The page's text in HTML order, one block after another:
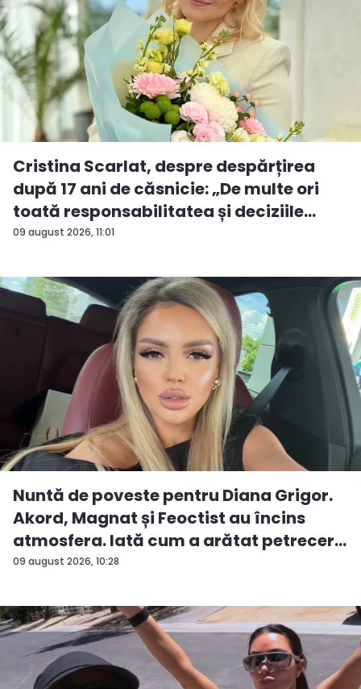
09 august 2026, 11:01
Cristina Scarlat, despre despărțirea
după 17 ani de căsnicie: „De multe ori
toată responsabilitatea și deciziile
erau...
09 august 2026, 10:28
Nuntă de poveste pentru Diana Grigor.
Akord, Magnat și Feoctist au încins
atmosfera. Iată cum a arătat petrecer...